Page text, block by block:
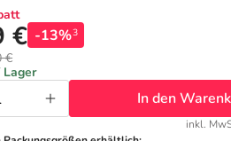
€ -13%3
€
In den
inkl.